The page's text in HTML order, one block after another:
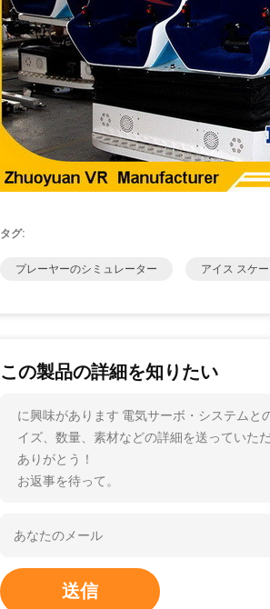
タグ:
プレーヤーのシミュレーター アイス スケ
この製品の詳細を知りたい
に興味があります 電気サーボ・システムと
イズ、数量、素材などの詳細を送っていた
ありがとう！
お返事を待って。
送信